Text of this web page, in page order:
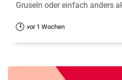
Gruseln oder einfach anders
vor 1 Wochen